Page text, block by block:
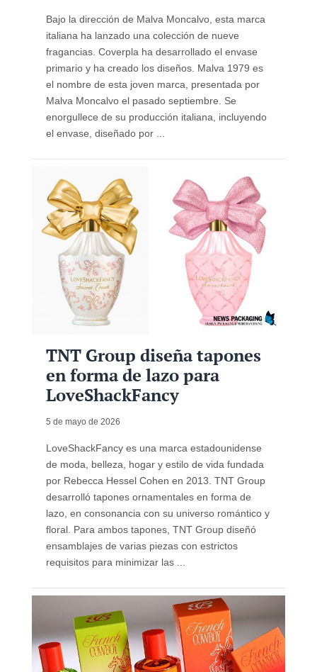
Bajo la dirección de Malva Moncalvo, esta marca
italiana ha lanzado una colección de nueve
fragancias. Coverpla ha desarrollado el envase
primario y ha creado los diseños. Malva 1979 es
el nombre de esta joven marca, presentada por
Malva Moncalvo el pasado septiembre. Se
enorgullece de su producción italiana, incluyendo
el envase, diseñado por ...
TNT Group diseña tapones
en forma de lazo para
LoveShackFancy
5 de mayo de 2026
LoveShackFancy es una marca estadounidense
de moda, belleza, hogar y estilo de vida fundada
por Rebecca Hessel Cohen en 2013. TNT Group
desarrolló tapones ornamentales en forma de
lazo, en consonancia con su universo romántico y
floral. Para ambos tapones, TNT Group diseñó
ensamblajes de varias piezas con estrictos
requisitos para minimizar las ...